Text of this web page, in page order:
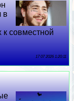
в
к совместной
17 07 2026 1:20:11